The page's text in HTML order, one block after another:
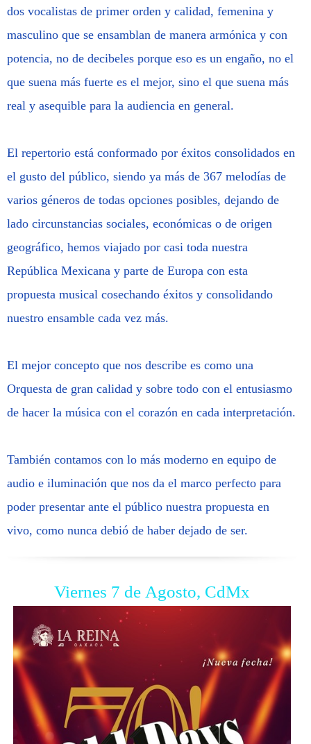
dos vocalistas de primer orden y calidad, femenina y
masculino que se ensamblan de manera armónica y con
potencia, no de decibeles porque eso es un engaño, no el
que suena más fuerte es el mejor, sino el que suena más
real y asequible para la audiencia en general.
El repertorio está conformado por éxitos consolidados en
el gusto del público, siendo ya más de 367 melodías de
varios géneros de todas opciones posibles, dejando de
lado circunstancias sociales, económicas o de origen
geográfico, hemos viajado por casi toda nuestra
República Mexicana y parte de Europa con esta
propuesta musical cosechando éxitos y consolidando
nuestro ensamble cada vez más.
El mejor concepto que nos describe es como una
Orquesta de gran calidad y sobre todo con el entusiasmo
de hacer la música con el corazón en cada interpretación.
También contamos con lo más moderno en equipo de
audio e iluminación que nos da el marco perfecto para
poder presentar ante el público nuestra propuesta en
vivo, como nunca debió de haber dejado de ser.
Viernes 7 de Agosto, CdMx